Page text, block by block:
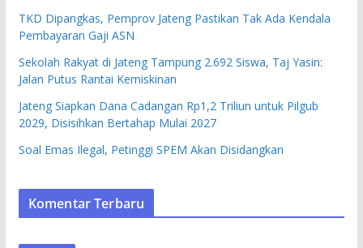
TKD Dipangkas, Pemprov Jateng Pastikan Tak Ada Kendala
Pembayaran Gaji ASN
Sekolah Rakyat di Jateng Tampung 2.692 Siswa, Taj Yasin:
Jalan Putus Rantai Kemiskinan
Jateng Siapkan Dana Cadangan Rp1,2 Triliun untuk Pilgub
2029, Disisihkan Bertahap Mulai 2027
Soal Emas Ilegal, Petinggi SPEM Akan Disidangkan
Komentar Terbaru